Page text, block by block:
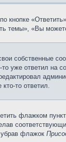
темы», «Вы
собственные
уже ответил на
то ответил.
флажком пункт
флажок